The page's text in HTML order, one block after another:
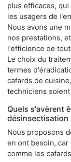
plus efficaces,
les usagers de
Nous avons une
nos prestations,
l'efficience de
Le choix du
termes
cafards de
techniciens
Quels s'avèrent
désinsectisation
Nous proposons
en ont besoin,
comme les